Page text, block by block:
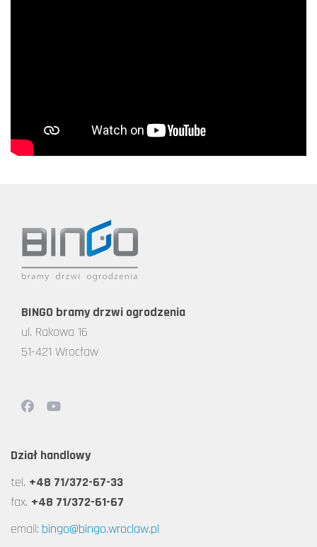
BINGO bramy drzwi ogrodzenia
ul. Rakowa 16
51-421 Wrocław
Dział handlowy
tel. +48 71/372-67-33
fax. +48 71/372-61-67
email: bingo@bingo.wroclaw.pl